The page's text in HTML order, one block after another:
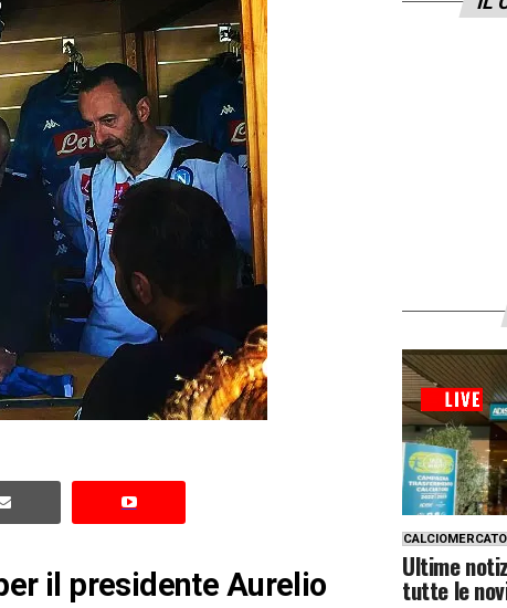
il presidente Aurelio
CALCIOMERCATO
Ultime
tutte le